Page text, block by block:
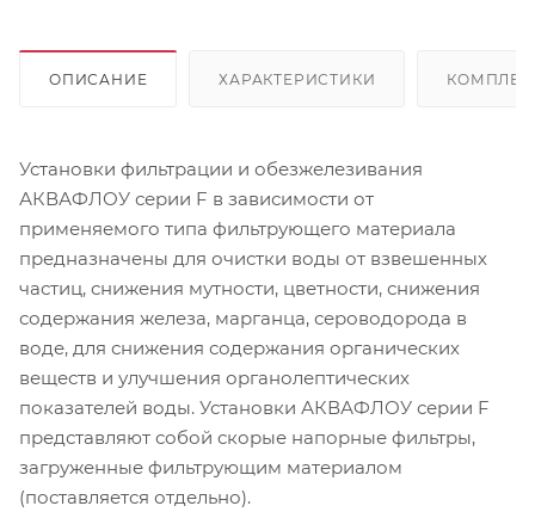
ОПИСАНИЕ ХАРАКТЕРИСТИКИ
Установки фильтрации и обезжелезивания
АКВАФЛОУ серии F в зависимости от
применяемого типа фильтрующего материала
предназначены для очистки воды от взвешенных
частиц, снижения мутности, цветности, снижения
содержания железа, марганца, сероводорода в
воде, для снижения содержания органических
веществ и улучшения органолептических
показателей воды. Установки АКВАФЛОУ серии F
представляют собой скорые напорные фильтры,
загруженные фильтрующим материалом
(поставляется отдельно).